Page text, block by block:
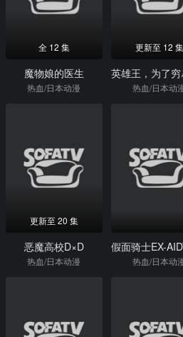
全 12 集
魔物娘的医生
热血/日本动漫
更新至 12 集
热血/日本动
更新至 20 集
恶魔高校D×D
热血/日本动漫 热血/日本动